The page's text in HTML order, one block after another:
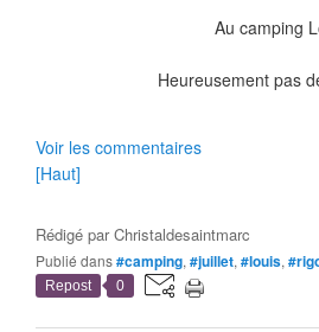
Au camping
Heureusement pas
Voir les commentaires
[Haut]
Rédigé parChristaldesaintmarc
Publié dans#camping, #juillet, #louis,
Repost 0